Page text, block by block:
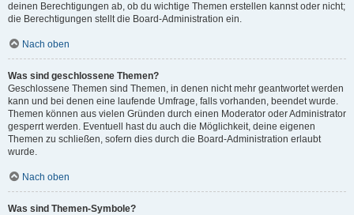
deinen Berechtigungen ab, ob du wichtige Themen erstellen kannst oder nicht;
die Berechtigungen stellt die Board-Administration ein.
Nach oben
Was sind geschlossene Themen?
Geschlossene Themen sind Themen, in denen nicht mehr geantwortet werden
kann und bei denen eine laufende Umfrage, falls vorhanden, beendet wurde.
Themen können aus vielen Gründen durch einen Moderator oder Administrator
gesperrt werden. Eventuell hast du auch die Möglichkeit, deine eigenen
Themen zu schließen, sofern dies durch die Board-Administration erlaubt
wurde.
Nach oben
Was sind Themen-Symbole?